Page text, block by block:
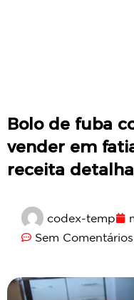
Bolo de fuba
vender em
receita
codex-temp
Sem Comentários